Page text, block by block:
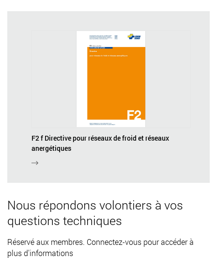
F2 f Directive pour réseaux de froid et réseaux
anergétiques
Nous répondons volontiers à vos
questions techniques
Réservé aux membres. Connectez-vous pour accéder à
plus d'informations